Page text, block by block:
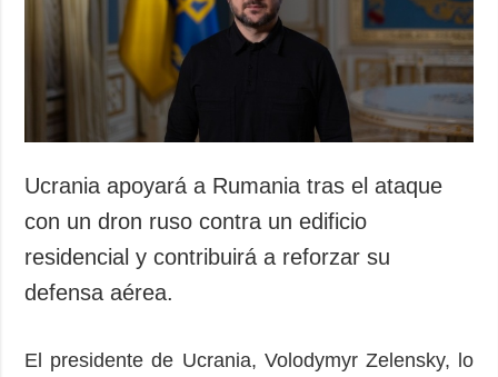
Sociedad y
Cultura
Deportes
Crimen
Desastres y
datos personales
ADICIONAL
Podcasts
Publicaciones
Fotos
SERVICIOS
Suscripción
Ucrania apoyará a Rumania tras el ataque
con un dron ruso contra un edificio
residencial y contribuirá a reforzar su
defensa aérea.
El presidente de Ucrania, Volodymyr Zelensky, lo